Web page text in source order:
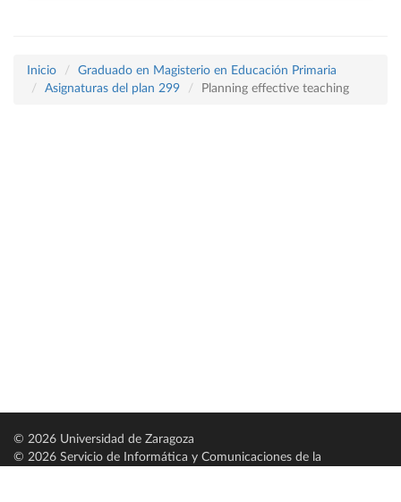
Inicio
Graduado en Magisterio en Educación Primaria
Asignaturas del plan 299
Planning effective teaching
© 2026 Universidad de Zaragoza
© 2026 Servicio de Informática y Comunicaciones de la